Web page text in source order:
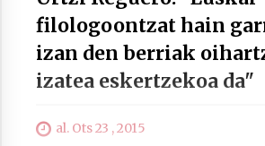
filologoontzat hain
izan den berriak
izatea eskertzekoa da"
al. Ots 23 , 2015